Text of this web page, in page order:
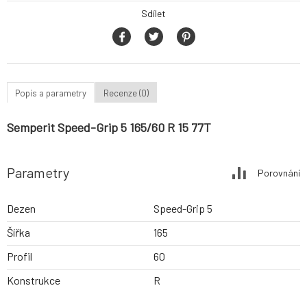
Sdílet
Popis a parametry Recenze (0)
Semperit Speed-Grip 5 165/60 R 15 77T
Parametry Porovnání
Dezen
Speed-Grip 5
Šířka
165
Profil
60
Konstrukce
R